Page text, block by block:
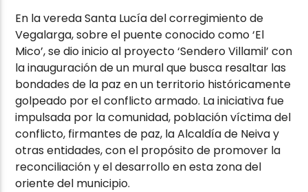
En la vereda Santa Lucía del corregimiento de
Vegalarga, sobre el puente conocido como ‘El
Mico’, se dio inicio al proyecto ‘Sendero Villamil’ con
la inauguración de un mural que busca resaltar las
bondades de la paz en un territorio históricamente
golpeado por el conflicto armado. La iniciativa fue
impulsada por la comunidad, población víctima del
conflicto, firmantes de paz, la Alcaldía de Neiva y
otras entidades, con el propósito de promover la
reconciliación y el desarrollo en esta zona del
oriente del municipio.